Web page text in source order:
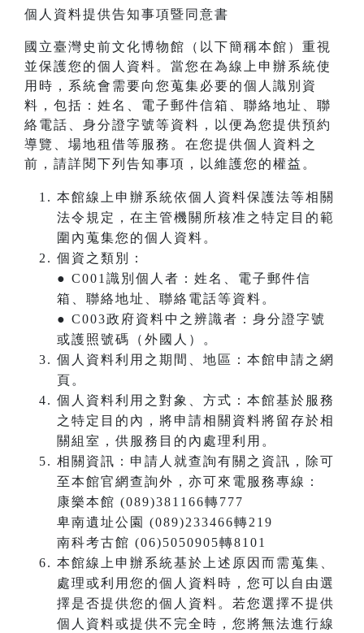
個人資料提供告知事項暨同意書
國立臺灣史前文化博物館（以下簡稱本館）重視
並保護您的個人資料。當您在為線上申辦系統使
用時，系統會需要向您蒐集必要的個人識別資
料，包括：姓名、電子郵件信箱、聯絡地址、聯
絡電話、身分證字號等資料，以便為您提供預約
導覽、場地租借等服務。在您提供個人資料之
前，請詳閱下列告知事項，以維護您的權益。
本館線上申辦系統依個人資料保護法等相關
法令規定，在主管機關所核准之特定目的範
圍內蒐集您的個人資料。
個資之類別：
● C001識別個人者：姓名、電子郵件信
箱、聯絡地址、聯絡電話等資料。
● C003政府資料中之辨識者：身分證字號
或護照號碼（外國人）。
個人資料利用之期間、地區：本館申請之網
頁。
個人資料利用之對象、方式：本館基於服務
之特定目的內，將申請相關資料將留存於相
關組室，供服務目的內處理利用。
相關資訊：申請人就查詢有關之資訊，除可
至本館官網查詢外，亦可來電服務專線：
康樂本館 (089)381166轉777
卑南遺址公園 (089)233466轉219
南科考古館 (06)5050905轉8101
本館線上申辦系統基於上述原因而需蒐集、
處理或利用您的個人資料時，您可以自由選
擇是否提供您的個人資料。若您選擇不提供
個人資料或提供不完全時，您將無法進行線